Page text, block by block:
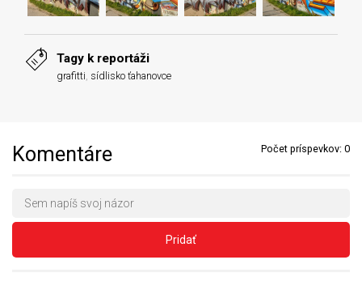
Tagy k reportáži
grafitti sídlisko ťahanovce
Komentáre Počet príspevkov: 0
Pridať